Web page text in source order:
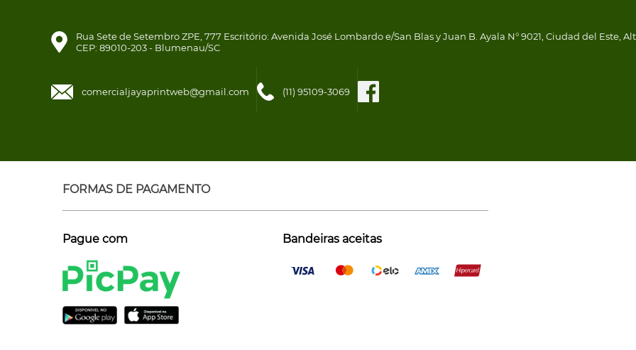
Rua Sete de Setembro ZPE, 777 Escritório: Avenida José Lombardo e/San Blas y Juan B. Ayala N° 9021, Ciudad del Este,
CEP: 89010-203 - Blumenau/SC
comercialjayaprintweb@gmail.com (11) 95109-3069
FORMAS DE PAGAMENTO
Pague com Bandeiras aceitas